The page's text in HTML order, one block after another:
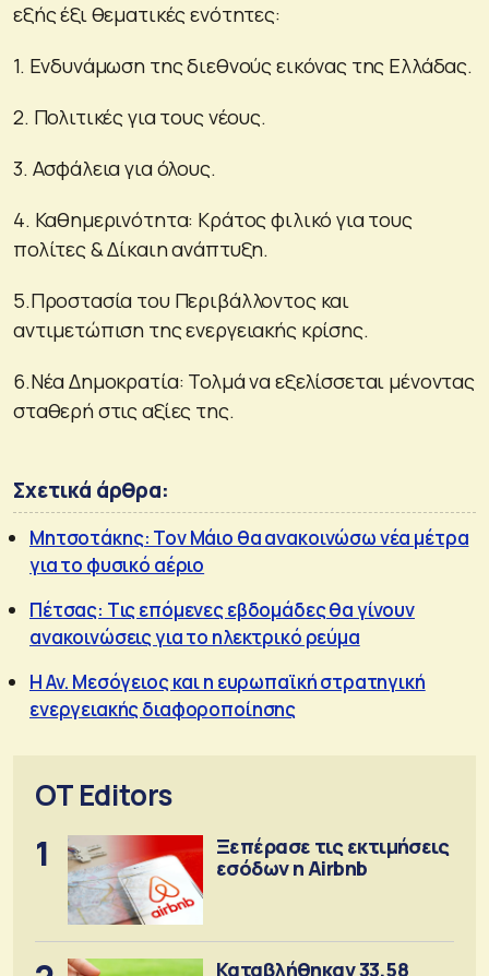
εξής έξι θεματικές ενότητες:
1. Ενδυνάμωση της διεθνούς εικόνας της Ελλάδας.
2. Πολιτικές για τους νέους.
3. Ασφάλεια για όλους.
4. Καθημερινότητα: Κράτος φιλικό για τους
πολίτες & Δίκαιη ανάπτυξη.
5.Προστασία του Περιβάλλοντος και
αντιμετώπιση της ενεργειακής κρίσης.
6.Νέα Δημοκρατία: Τολμά να εξελίσσεται μένοντας
σταθερή στις αξίες της.
Σχετικά άρθρα:
Μητσοτάκης: Τον Μάιο θα ανακοινώσω νέα μέτρα
για το φυσικό αέριο
Πέτσας: Tις επόμενες εβδομάδες θα γίνουν
ανακοινώσεις για το ηλεκτρικό ρεύμα
Η Αν. Μεσόγειος και η ευρωπαϊκή στρατηγική
ενεργειακής διαφοροποίησης
OT Editors
1
Ξεπέρασε τις εκτιμήσεις
εσόδων η Airbnb
Καταβλήθηκαν 33,58